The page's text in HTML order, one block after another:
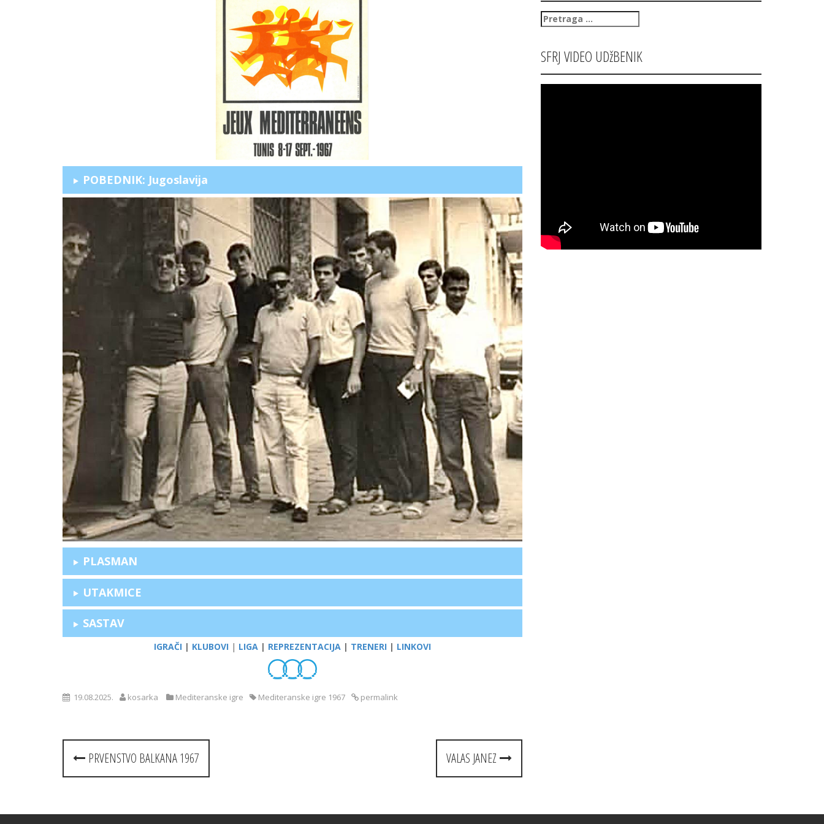
POBEDNIK: Jugoslavija
PLASMAN
UTAKMICE
SASTAV
IGRAČI | KLUBOVI | LIGA | REPREZENTACIJA | TRENERI | LINKOVI
19.08.2025. kosarka Mediteranske igre Mediteranske igre 1967 permalink
Post
navigation
PRVENSTVO BALKANA 1967 VALAS JANEZ
Pretraga
za:
SFRJ VIDEO UDžBENIK